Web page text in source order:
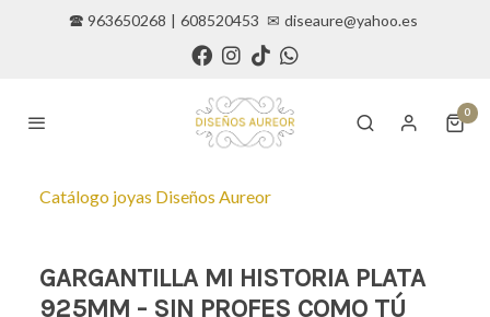
🕿 963650268 | 608520453 ✉ diseaure@yahoo.es
0
Catálogo joyas Diseños Aureor
GARGANTILLA MI HISTORIA PLATA
925MM - SIN PROFES COMO TÚ